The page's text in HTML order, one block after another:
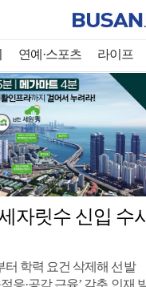
연예·스포츠 라이프
자릿수 신입
터 학력 요건 삭제해 선발